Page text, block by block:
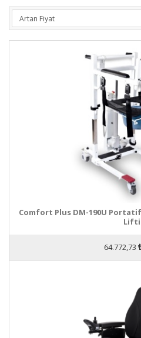
Comfort Plus DM-190U
Lifti
64.772,73